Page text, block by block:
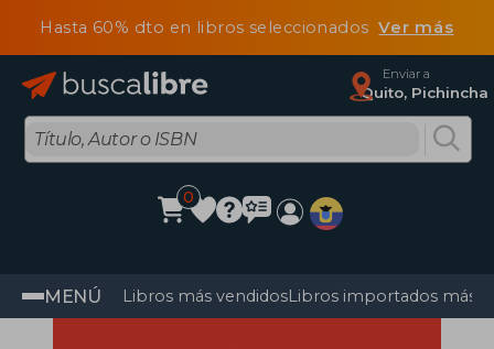
Hasta 60% dto en libros seleccionadosVer más
Enviar a
Quito, Pichincha
0
MENÚ Libros más vendidosLibros importados más